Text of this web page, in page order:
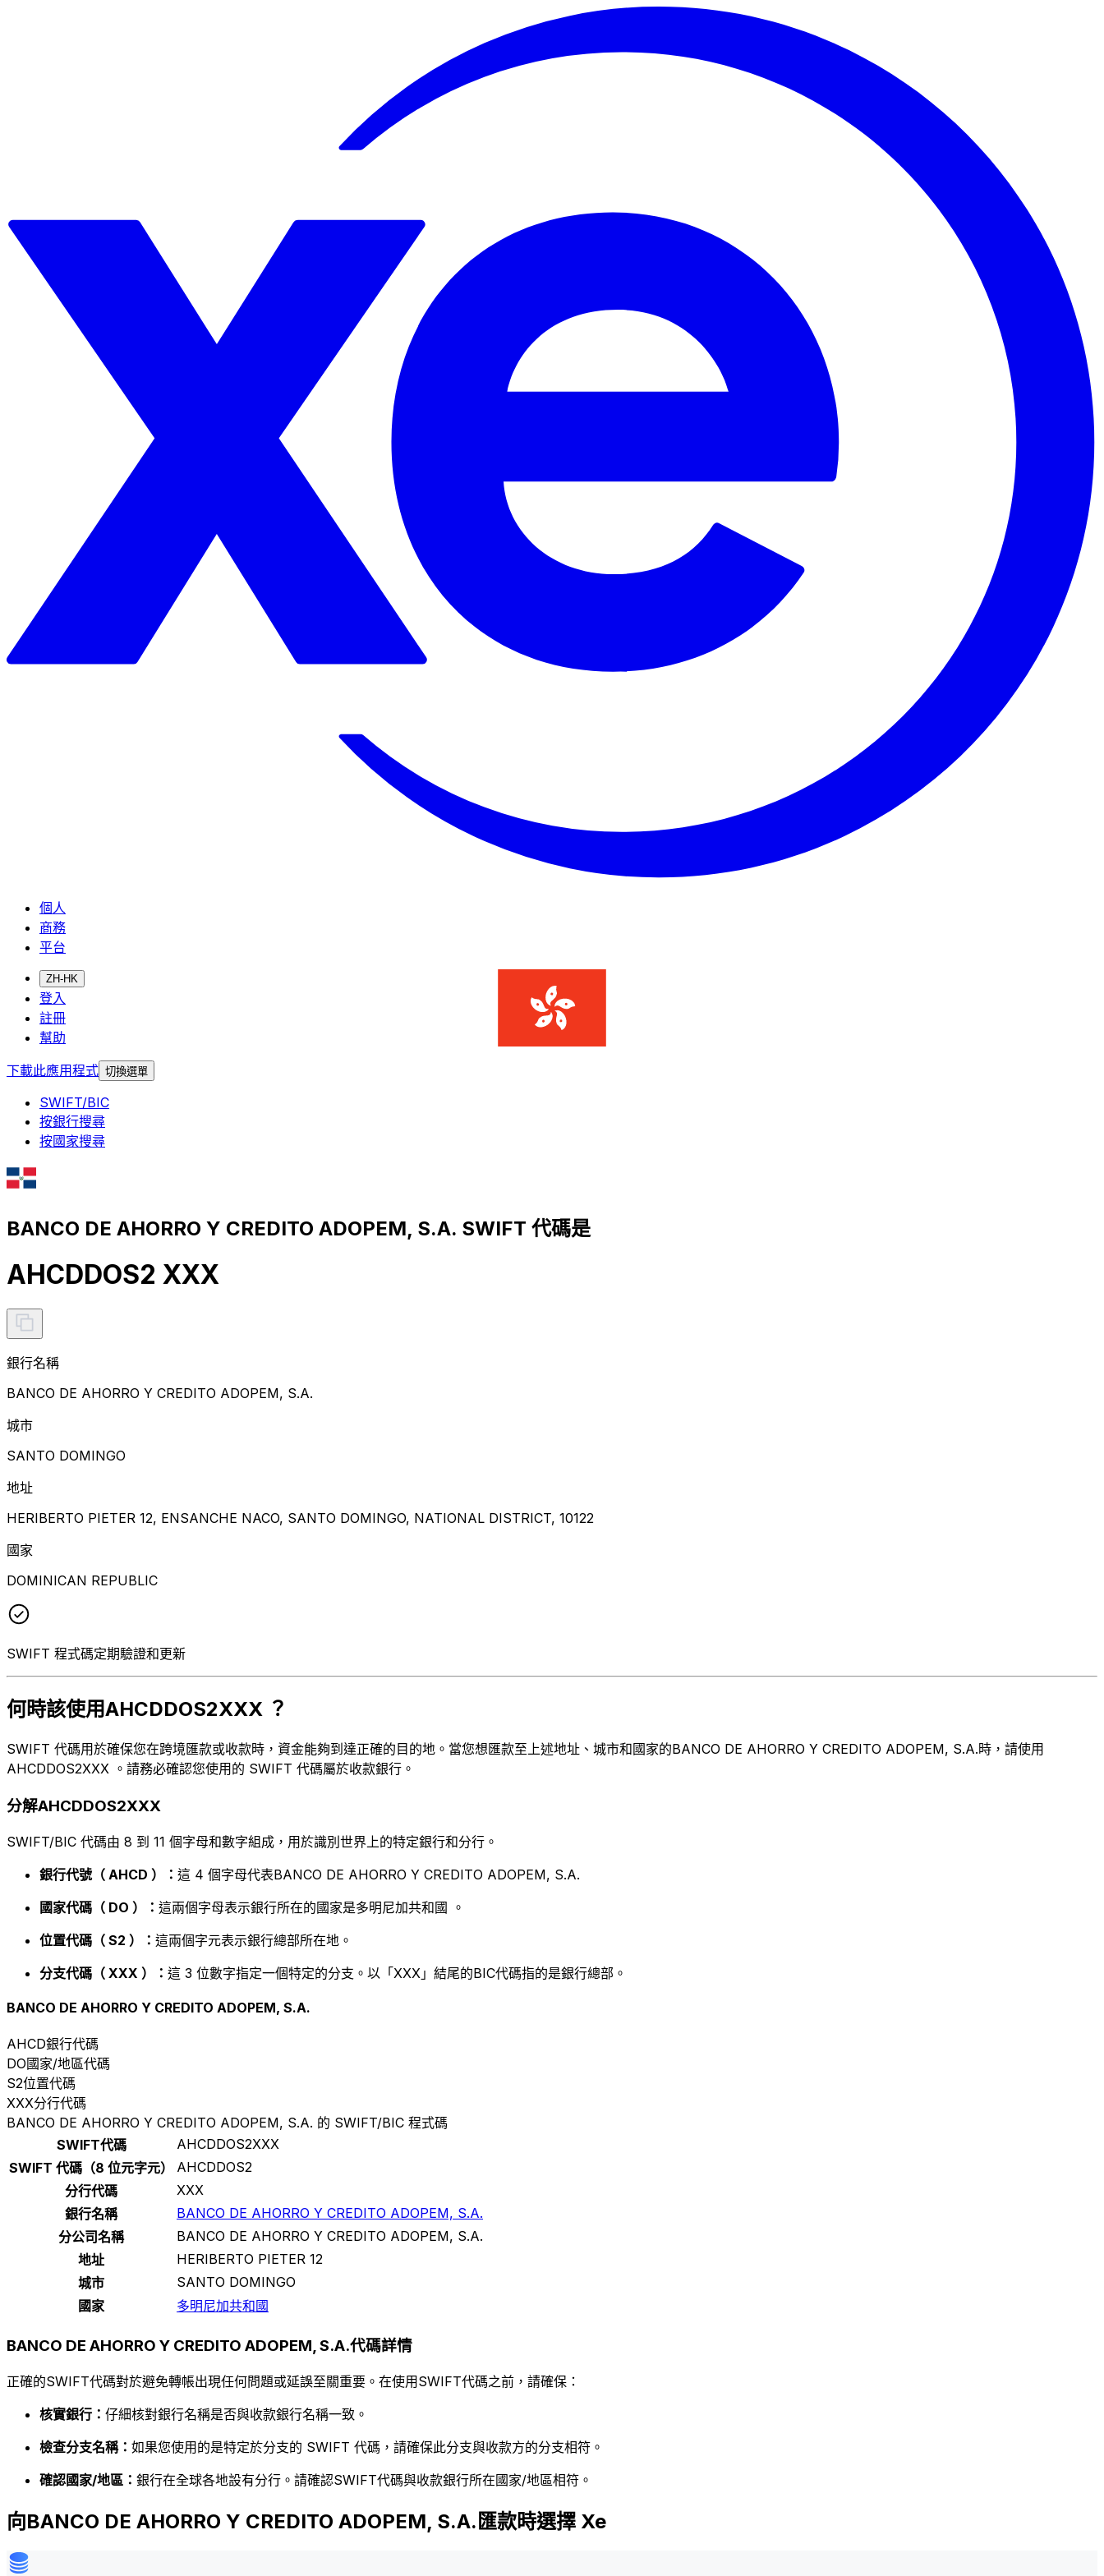
個人
商務
平台
ZH-HK
登入
註冊
幫助
下載此應用程式 切換選單
SWIFT/BIC
按銀行搜尋
按國家搜尋
BANCO DE AHORRO Y CREDITO ADOPEM, S.A. SWIFT 代碼是
AHCDDOS2 XXX
銀行名稱
BANCO DE AHORRO Y CREDITO ADOPEM, S.A.
城市
SANTO DOMINGO
地址
HERIBERTO PIETER 12, ENSANCHE NACO, SANTO DOMINGO, NATIONAL DISTRICT, 10122
國家
DOMINICAN REPUBLIC
SWIFT 程式碼定期驗證和更新
何時該使用AHCDDOS2XXX ？
SWIFT 代碼用於確保您在跨境匯款或收款時，資金能夠到達正確的目的地。當您想匯款至上述地址、城市和國家的BANCO DE AHORRO Y CREDITO ADOPEM, S.A.時，請使用
AHCDDOS2XXX 。請務必確認您使用的 SWIFT 代碼屬於收款銀行。
分解AHCDDOS2XXX
SWIFT/BIC 代碼由 8 到 11 個字母和數字組成，用於識別世界上的特定銀行和分行。
銀行代號（ AHCD ）： 這 4 個字母代表BANCO DE AHORRO Y CREDITO ADOPEM, S.A.
國家代碼（ DO ）： 這兩個字母表示銀行所在的國家是多明尼加共和國 。
位置代碼（ S2 ）： 這兩個字元表示銀行總部所在地。
分支代碼（ XXX ）： 這 3 位數字指定一個特定的分支。以「XXX」結尾的BIC代碼指的是銀行總部。
BANCO DE AHORRO Y CREDITO ADOPEM, S.A.
AHCD銀行代碼
DO國家/地區代碼
S2位置代碼
XXX分行代碼
BANCO DE AHORRO Y CREDITO ADOPEM, S.A. 的 SWIFT/BIC 程式碼
SWIFT代碼
AHCDDOS2XXX
SWIFT 代碼（8 位元字元）
AHCDDOS2
分行代碼
XXX
銀行名稱
BANCO DE AHORRO Y CREDITO ADOPEM, S.A.
分公司名稱
BANCO DE AHORRO Y CREDITO ADOPEM, S.A.
地址
HERIBERTO PIETER 12
城市
SANTO DOMINGO
國家
多明尼加共和國
BANCO DE AHORRO Y CREDITO ADOPEM, S.A.代碼詳情
正確的SWIFT代碼對於避免轉帳出現任何問題或延誤至關重要。在使用SWIFT代碼之前，請確保：
核實銀行： 仔細核對銀行名稱是否與收款銀行名稱一致。
檢查分支名稱： 如果您使用的是特定於分支的 SWIFT 代碼，請確保此分支與收款方的分支相符。
確認國家/地區： 銀行在全球各地設有分行。請確認SWIFT代碼與收款銀行所在國家/地區相符。
向BANCO DE AHORRO Y CREDITO ADOPEM, S.A.匯款時選擇 Xe